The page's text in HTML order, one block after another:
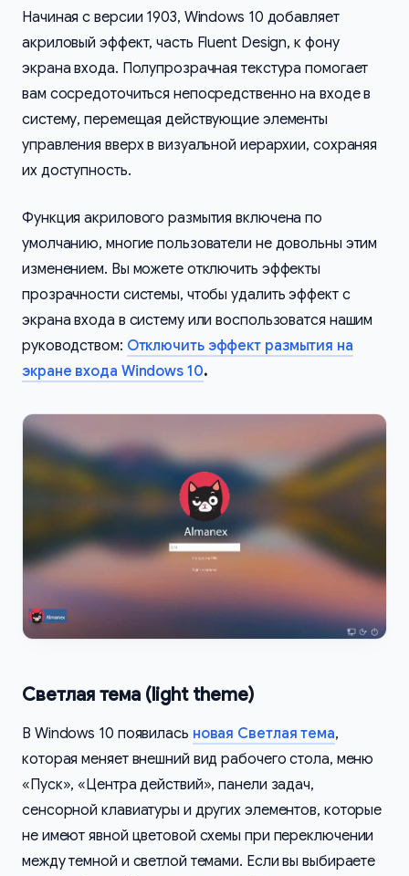
Начиная с версии 1903, Windows 10 добавляет
акриловый эффект, часть Fluent Design, к фону
экрана входа. Полупрозрачная текстура помогает
вам сосредоточиться непосредственно на входе в
систему, перемещая действующие элементы
управления вверх в визуальной иерархии, сохраняя
их доступность.
Функция акрилового размытия включена по
умолчанию, многие пользователи не довольны этим
изменением. Вы можете отключить эффекты
прозрачности системы, чтобы удалить эффект с
экрана входа в систему или воспользоватся нашим
руководством: Отключить эффект размытия на
экране входа Windows 10.
Светлая тема (light theme)
В Windows 10 появилась новая Светлая тема,
которая меняет внешний вид рабочего стола, меню
«Пуск», «Центра действий», панели задач,
сенсорной клавиатуры и других элементов, которые
не имеют явной цветовой схемы при переключении
между темной и светлой темами. Если вы выбираете